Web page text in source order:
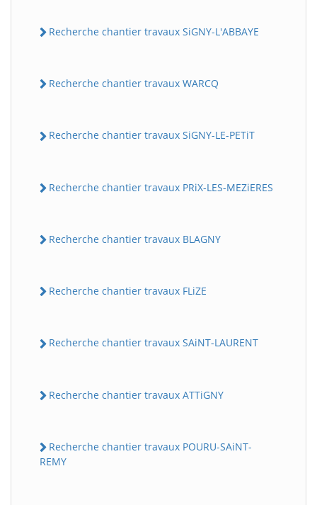
Recherche chantier travaux SiGNY-L'ABBAYE
Recherche chantier travaux WARCQ
Recherche chantier travaux SiGNY-LE-PETiT
Recherche chantier travaux PRiX-LES-MEZiERES
Recherche chantier travaux BLAGNY
Recherche chantier travaux FLiZE
Recherche chantier travaux SAiNT-LAURENT
Recherche chantier travaux ATTiGNY
Recherche chantier travaux POURU-SAiNT-
REMY